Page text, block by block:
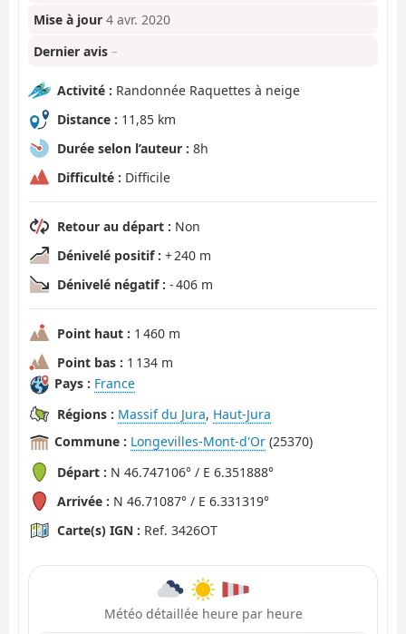
Mise à jour 4 avr. 2020
Dernier avis –
Activité : Randonnée Raquettes à neige
Distance : 11,85 km
Durée selon l’auteur : 8h
Difficulté : Difficile
Retour au départ : Non
Dénivelé positif : + 240 m
Dénivelé négatif : - 406 m
Point haut : 1 460 m
Point bas : 1 134 m
Pays : France
Régions : Massif du Jura, Haut-Jura
Commune : Longevilles-Mont-d'Or (25370)
Départ : N 46.747106° / E 6.351888°
Arrivée : N 46.71087° / E 6.331319°
Carte(s) IGN : Ref. 3426OT
Météo détaillée heure par heure